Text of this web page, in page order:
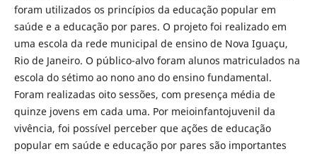
foram utilizados os princípios da educação popular em
saúde e a educação por pares. O projeto foi realizado em
uma escola da rede municipal de ensino de Nova Iguaçu,
Rio de Janeiro. O público-alvo foram alunos matriculados na
escola do sétimo ao nono ano do ensino fundamental.
Foram realizadas oito sessões, com presença média de
quinze jovens em cada uma. Por meioinfantojuvenil da
vivência, foi possível perceber que ações de educação
popular em saúde e educação por pares são importantes